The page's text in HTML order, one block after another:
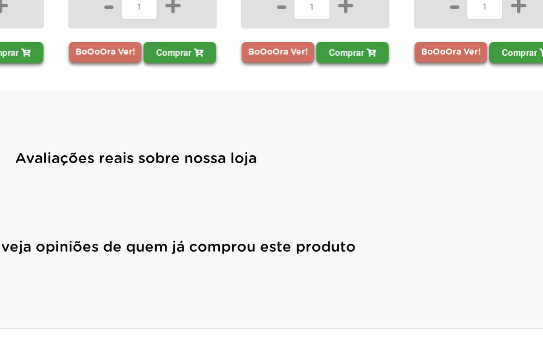
-
Ver! Comprar
-
BoOoOra Ver! Comprar
-
BoOoOra Ver! Comprar
-
BoOoOra
Avaliações reais sobre nossa loja
opiniões de quem já comprou este produto